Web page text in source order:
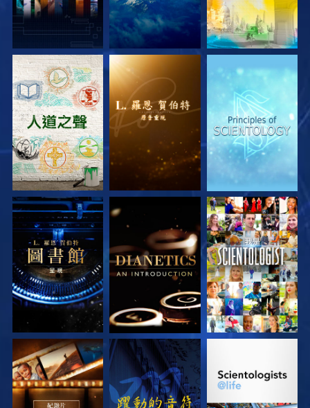
探索系列節目 探索系列節目 探索系列節目
探索系列節目 探索系列節目 觀看
探索系列節目 觀看 探索系列節目